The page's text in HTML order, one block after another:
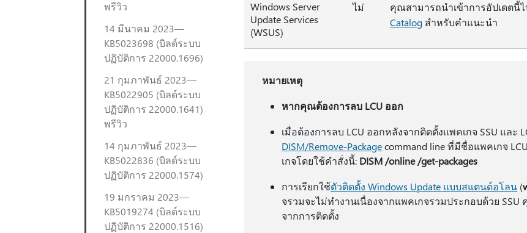
พรีวิว
14 มีนาคม 2023—
KB5023698 (บิลด์ระบบ
ปฏิบัติการ 22000.1696)
21 กุมภาพันธ์ 2023—
KB5022905 (บิลด์ระบบ
ปฏิบัติการ 22000.1641)
พรีวิว
14 กุมภาพันธ์ 2023—
KB5022836 (บิลด์ระบบ
ปฏิบัติการ 22000.1574)
19 มกราคม 2023—
KB5019274 (บิลด์ระบบ
ปฏิบัติการ 22000.1516)
Windows Server
Update Services
(WSUS)
ไม่ คุณสามารถนำเข้าการอัปเดตนี้ไ
Catalog สำหรับคำแนะนำ
หมายเหตุ
หากคุณต้องการลบ LCU ออก
เมื่อต้องการลบ LCU ออกหลังจากติดตั้งแพคเกจ SSU และ
DISM/Remove-Packagecommand line ที่มีชื่อแพคเกจ
เกจโดยใช้คําสั่งนี้: DISM /online /get-packages
การเรียกใช้ตัวติดตั้ง Windows Update แบบสแตนด์อโลน (
จรวมจะไม่ทํางานเนื่องจากแพคเกจรวมประกอบด้วย
จากการติดตั้ง